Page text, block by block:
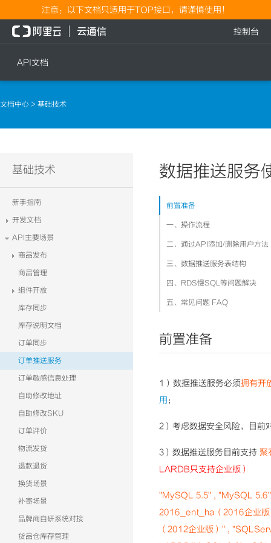
注意：以下文档只适用于TOP接口，请谨慎使用！
API文档
流量充值档位查询
控制台
文档中心 > 基础技术
基础技术
新手指南
开发文档
API主要场景
商品发布
商品管理
组件开放
库存同步
库存说明文档
订单同步
订单推送服务
订单敏感信息处理
自助修改地址
自助修改SKU
订单评价
物流发货
退款退货
换货场景
补寄场景
品牌商自研系统对接
货品仓库存管理
数据推送服务
前置准备
一、操作流程
二、通过API添加/删除用户方法
三、数据推送服务表结构
四、RDS慢SQL等问题解决
五、常见问题 FAQ
前置准备
1）数据推送服务必须拥有开
用；
2） 考虑数据安全风险，目前
3）数据推送服务目前支持 聚
LARDB只支持企业版）
"MySQL 5.5" , "MySQL
2016_ent_ha（2016企业
（2012企业版）" ,